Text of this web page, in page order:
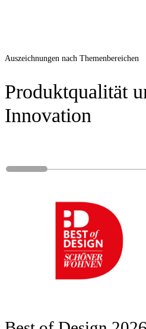
Auszeichnungen nach Themenbereichen
Produktqualität
Innovation